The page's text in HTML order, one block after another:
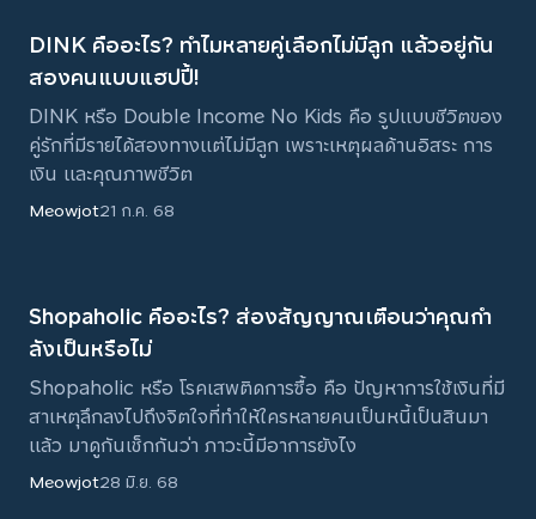
DINK คืออะไร? ทำไมหลายคู่เลือกไม่มีลูก แล้วอยู่กัน
สองคนแบบแฮปปี้!
DINK หรือ Double Income No Kids คือ รูปแบบชีวิตของ
คู่รักที่มีรายได้สองทางแต่ไม่มีลูก เพราะเหตุผลด้านอิสระ การ
เงิน และคุณภาพชีวิต
Meowjot21 ก.ค. 68
Shopaholic คืออะไร? ส่องสัญญาณเตือนว่าคุณกํา
ลังเป็นหรือไม่
Shopaholic หรือ โรคเสพติดการซื้อ คือ ปัญหาการใช้เงินที่มี
สาเหตุลึกลงไปถึงจิตใจที่ทำให้ใครหลายคนเป็นหนี้เป็นสินมา
แล้ว มาดูกันเช็กกันว่า ภาวะนี้มีอาการยังไง
Meowjot28 มิ.ย. 68